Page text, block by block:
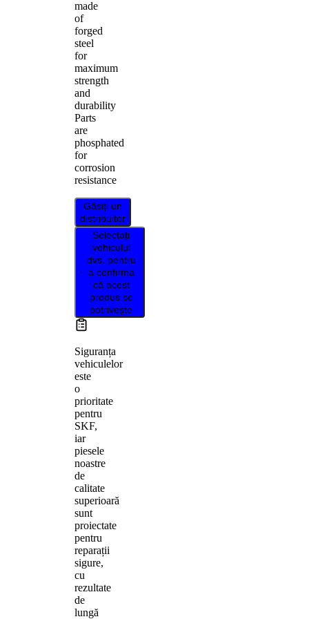
made
of
forged
steel
for
maximum
strength
and
durability
Parts
are
phosphated
for
corrosion
resistance
Găsiți un
distribuitor
Selectați
vehiculul
dvs. pentru
a confirma
că acest
produs se
potrivește
Siguranța
vehiculelor
este
o
prioritate
pentru
SKF,
iar
piesele
noastre
de
calitate
superioară
sunt
proiectate
pentru
reparații
sigure,
cu
rezultate
de
lungă